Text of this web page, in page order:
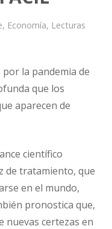
, Economía, Lecturas
la pandemia de
que los
aparecen de
científico
de tratamiento, que
en el mundo,
pronostica que,
nuevas certezas en